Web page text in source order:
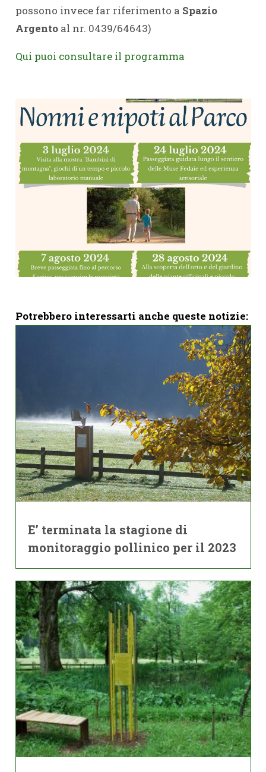
possono invece far riferimento a Spazio
Argento al nr. 0439/64643)
Qui puoi consultare il programma
Potrebbero interessarti anche queste notizie:
E’ terminata la stagione di
monitoraggio pollinico per il 2023